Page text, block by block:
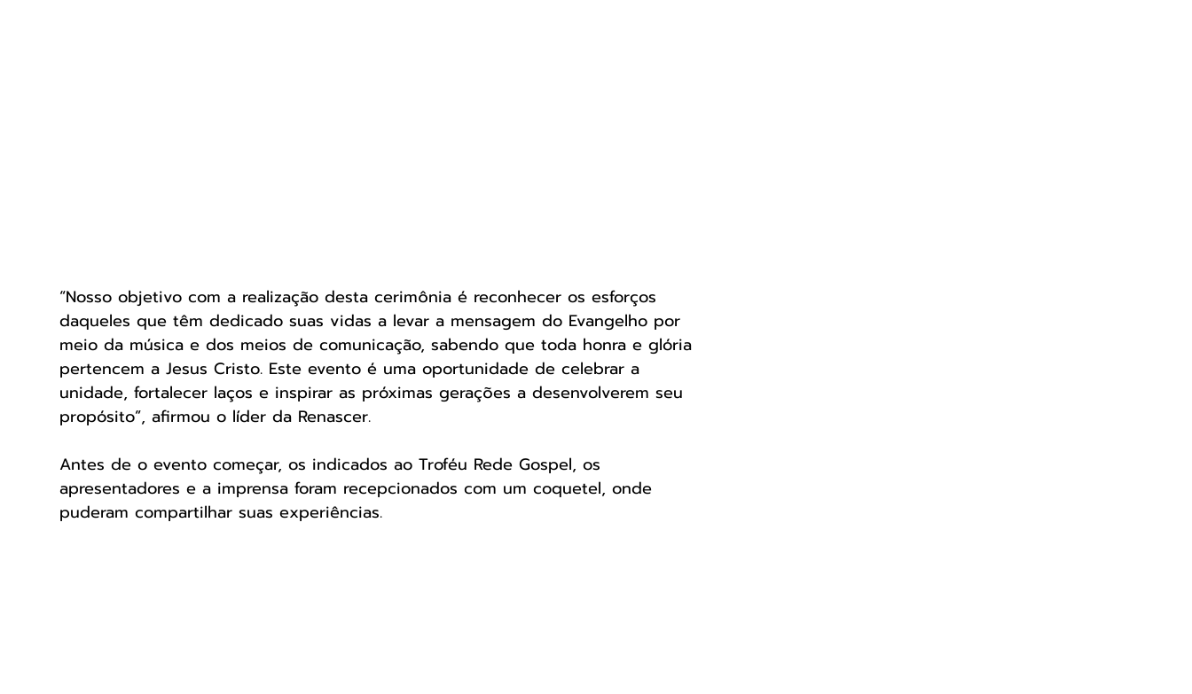
“Nosso objetivo com a realização desta cerimônia é reconhecer os esforços
daqueles que têm dedicado suas vidas a levar a mensagem do Evangelho por
meio da música e dos meios de comunicação, sabendo que toda honra e glória
pertencem a Jesus Cristo. Este evento é uma oportunidade de celebrar a
unidade, fortalecer laços e inspirar as próximas gerações a desenvolverem seu
propósito”, afirmou o líder da Renascer.
Antes de o evento começar, os indicados ao Troféu Rede Gospel, os
apresentadores e a imprensa foram recepcionados com um coquetel, onde
puderam compartilhar suas experiências.